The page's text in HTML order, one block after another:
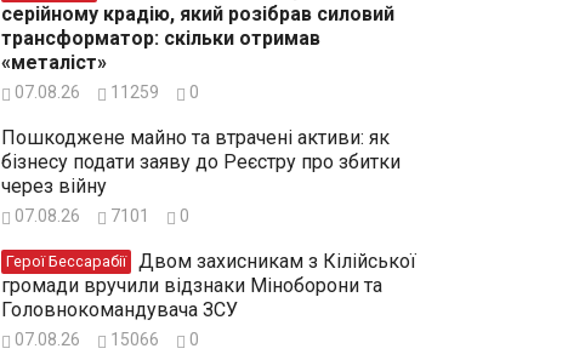
серійному крадію, який розібрав силовий
трансформатор: скільки отримав
«металіст»
07.08.26 11259 0
Пошкоджене майно та втрачені активи: як
бізнесу подати заяву до Реєстру про збитки
через війну
07.08.26 7101 0
Герої Бессарабії
громади вручили відзнаки Міноборони та
Головнокомандувача ЗСУ
07.08.26 15066 0